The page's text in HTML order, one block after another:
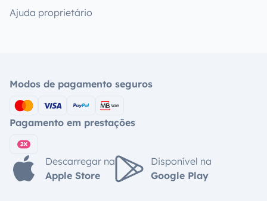
Ajuda proprietário
Modos de pagamento seguros
Pagamento em prestações
Descarregar na
Apple Store
Disponível na
Google Play